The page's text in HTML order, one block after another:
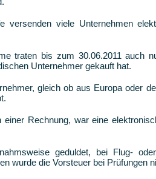
versenden viele Unternehmen
traten bis zum 30.06.2011 auch
Unternehmer gekauft hat.
gleich ob aus Europa oder
Rechnung, war eine
geduldet, bei Flug-
wurde die Vorsteuer bei Prüfungen